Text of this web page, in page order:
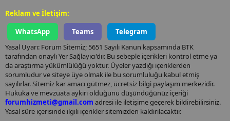
Reklam ve İletişim:
WhatsApp
Teams
Telegram
Yasal Uyarı: Forum Sitemiz; 5651 Sayılı Kanun kapsamında BTK
tarafından onaylı Yer Sağlayıcı'dır. Bu sebeple içerikleri kontrol etme ya
da araştırma yükümlülüğü yoktur. Üyeler yazdığı içeriklerden
sorumludur ve siteye üye olmak ile bu sorumluluğu kabul etmiş
sayılırlar. Sitemiz kar amacı gütmez, ücretsiz bilgi paylaşım merkezidir.
Hukuka ve mevzuata aykırı olduğunu düşündüğünüz içeriği
forumhizmeti@gmail.com adresi ile iletişime geçerek bildirebilirsiniz.
Yasal süre içerisinde ilgili içerikler sitemizden kaldırılacaktır.